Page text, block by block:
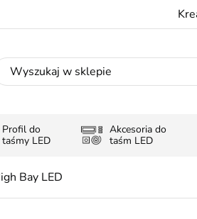
Profil do
taśmy LED
Akcesoria do
taśm LED
Bay LED